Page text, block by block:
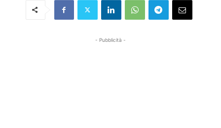
- Pubblicità -